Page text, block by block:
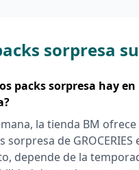
sorpresa
packs sorpresa hay en
la tienda BM
sorpresa de
depende de la